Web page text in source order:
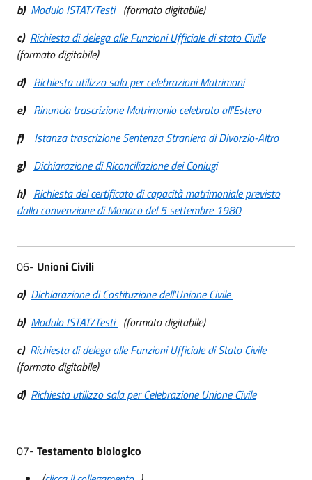
b) Modulo ISTAT/Testi(formato digitabile)
c) Richiesta di delega alle Funzioni Ufficiale di stato Civile
(formato digitabile)
d) Richiesta utilizzo sala per celebrazioni Matrimoni
e) Rinuncia trascrizione Matrimonio celebrato all'Estero
f)
Istanza trascrizione Sentenza Straniera di Divorzio-Altro
g) Dichiarazione di Riconciliazione dei Coniugi
h) Richiesta del certificato di capacità matrimoniale previsto
dalla convenzione di Monaco del 5 settembre 1980
06- Unioni Civili
a) Dichiarazione di Costituzione dell'Unione Civile
b) Modulo ISTAT/Testi (formato digitabile)
c) Richiesta di delega alle Funzioni Ufficiale di Stato Civile
(formato digitabile)
d) Richiesta utilizzo sala per Celebrazione Unione Civile
07- Testamento biologico